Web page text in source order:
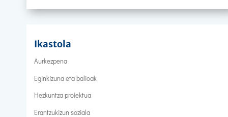
Ikastola
Aurkezpena
Eginkizuna eta balioak
Hezkuntza proiektua
Erantzukizun soziala